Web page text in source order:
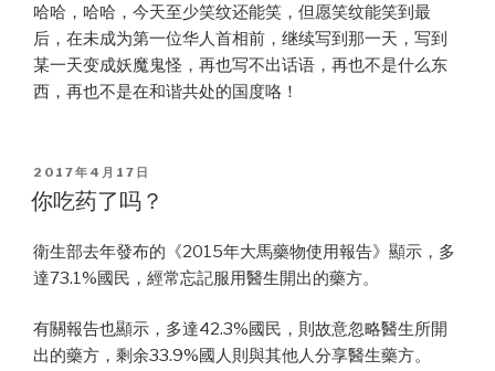
哈哈，哈哈，今天至少笑纹还能笑，但愿笑纹能笑到最
后，在未成为第一位华人首相前，继续写到那一天，写到
某一天变成妖魔鬼怪，再也写不出话语，再也不是什么东
西，再也不是在和谐共处的国度咯！
POSTED
ON
2017年4月17日
你吃药了吗？
衛生部去年發布的《2015年大馬藥物使用報告》顯示，多
達73.1%國民，經常忘記服用醫生開出的藥方。
有關報告也顯示，多達42.3%國民，則故意忽略醫生所開
出的藥方，剩余33.9%國人則與其他人分享醫生藥方。